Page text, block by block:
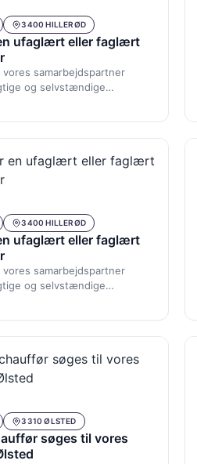
3400 HILLERØD
ufaglært eller faglært
vores samarbejdspartner
og selvstændige
primært opgaver i
3400 HILLERØD
ufaglært eller faglært
vores samarbejdspartner
og selvstændige
primært opgaver i
3310 ØLSTED
søges til vores